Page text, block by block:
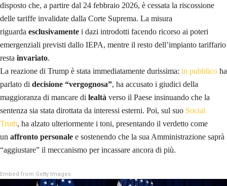
disposto che, a partire dal 24 febbraio 2026, è cessata la riscossione
delle tariffe invalidate dalla Corte Suprema. La misura
riguarda esclusivamente i dazi introdotti facendo ricorso ai poteri
emergenziali previsti dallo IEPA, mentre il resto dell’impianto tariffario
resta invariato.
La reazione di Trump è stata immediatamente durissima: in pubblico ha
parlato di decisione “vergognosa”, ha accusato i giudici della
maggioranza di mancare di lealtà verso il Paese insinuando che la
sentenza sia stata dirottata da interessi esterni. Poi, sul suo Social
Truth, ha alzato ulteriormente i toni, presentando il verdetto come
un affronto personale e sostenendo che la sua Amministrazione saprà
“aggiustare” il meccanismo per incassare ancora di più.
Embed from Getty Images